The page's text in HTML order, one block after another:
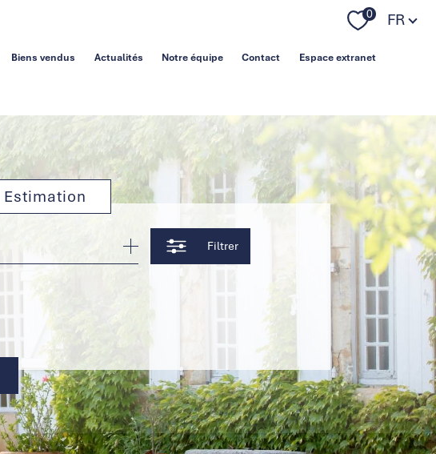
0 Langue
FR
Biens vendus Actualités Notre équipe Contact Espace extranet
Estimation
Filtrer